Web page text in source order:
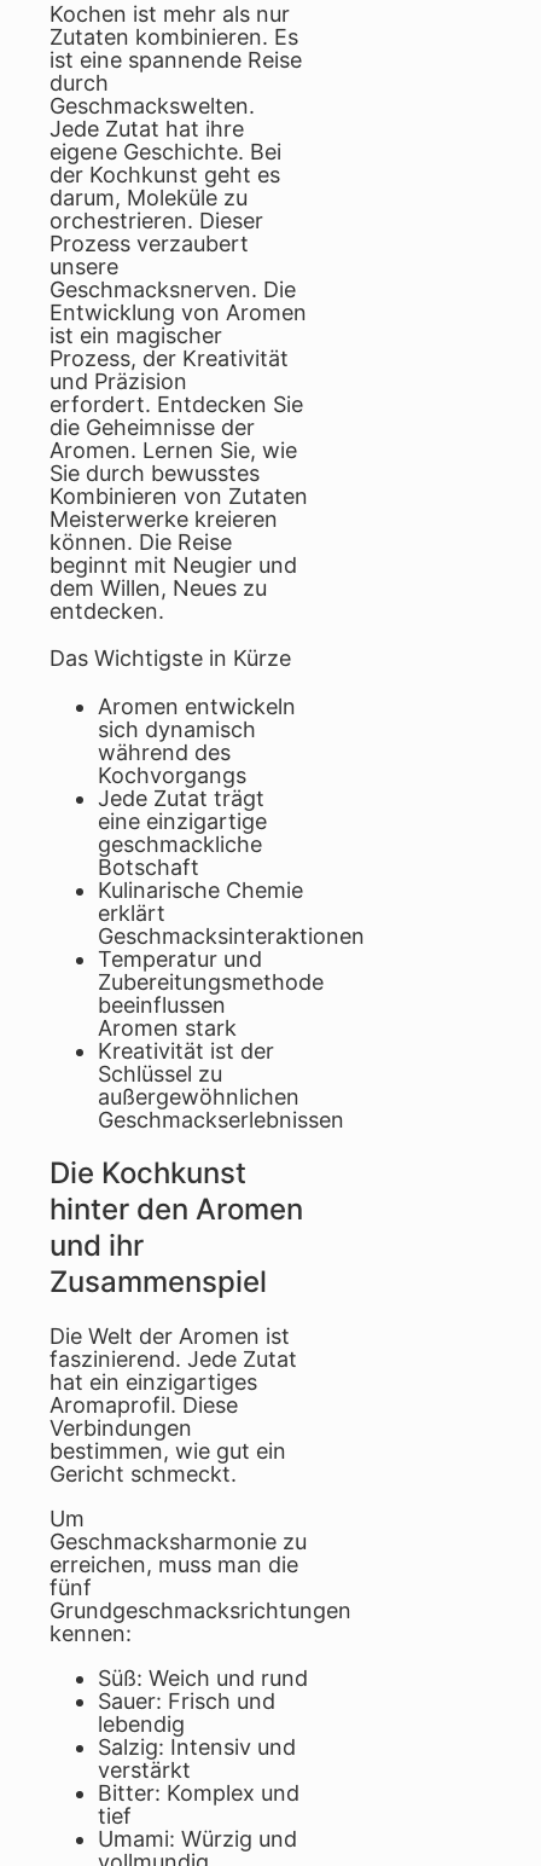
Kochen ist mehr als nur
Zutaten kombinieren. Es
ist eine spannende Reise
durch
Geschmackswelten.
Jede Zutat hat ihre
eigene Geschichte. Bei
der Kochkunst geht es
darum, Moleküle zu
orchestrieren. Dieser
Prozess verzaubert
unsere
Geschmacksnerven. Die
Entwicklung von Aromen
ist ein magischer
Prozess, der Kreativität
und Präzision
erfordert. Entdecken Sie
die Geheimnisse der
Aromen. Lernen Sie, wie
Sie durch bewusstes
Kombinieren von Zutaten
Meisterwerke kreieren
können. Die Reise
beginnt mit Neugier und
dem Willen, Neues zu
entdecken.
Das Wichtigste in Kürze
Aromen entwickeln
sich dynamisch
während des
Kochvorgangs
Jede Zutat trägt
eine einzigartige
geschmackliche
Botschaft
Kulinarische Chemie
erklärt
Geschmacksinteraktionen
Temperatur und
Zubereitungsmethode
beeinflussen
Aromen stark
Kreativität ist der
Schlüssel zu
außergewöhnlichen
Geschmackserlebnissen
Die Kochkunst
hinter den Aromen
und ihr
Zusammenspiel
Die Welt der Aromen ist
faszinierend. Jede Zutat
hat ein einzigartiges
Aromaprofil. Diese
Verbindungen
bestimmen, wie gut ein
Gericht schmeckt.
Um
Geschmacksharmonie zu
erreichen, muss man die
fünf
Grundgeschmacksrichtungen
kennen:
Süß: Weich und rund
Sauer: Frisch und
lebendig
Salzig: Intensiv und
verstärkt
Bitter: Komplex und
tief
Umami: Würzig und